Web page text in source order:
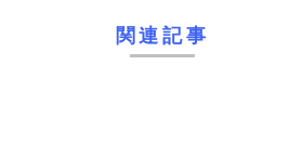
関連記事